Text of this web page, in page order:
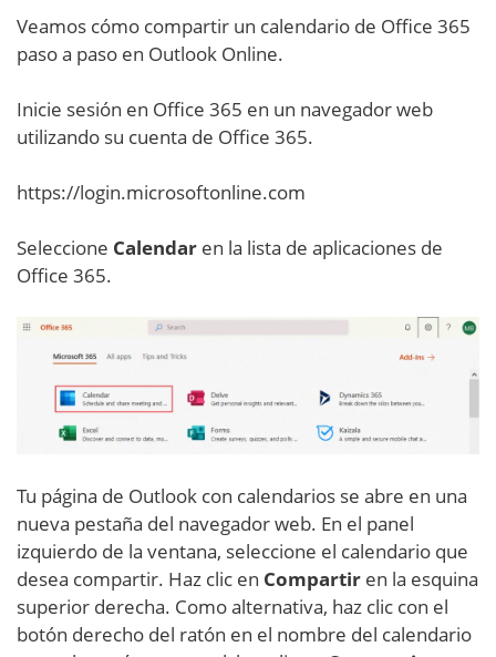
Veamos cómo compartir un calendario de Office 365
paso a paso en Outlook Online.
Inicie sesión en Office 365 en un navegador web
utilizando su cuenta de Office 365.
https://login.microsoftonline.com
Seleccione Calendar en la lista de aplicaciones de
Office 365.
Tu página de Outlook con calendarios se abre en una
nueva pestaña del navegador web. En el panel
izquierdo de la ventana, seleccione el calendario que
desea compartir. Haz clic en Compartir en la esquina
superior derecha. Como alternativa, haz clic con el
botón derecho del ratón en el nombre del calendario